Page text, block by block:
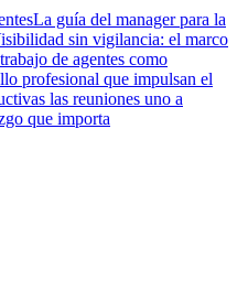
La guía del manager para la
sin vigilancia: el marco
de agentes como
profesional que impulsan el
las reuniones uno a
que importa